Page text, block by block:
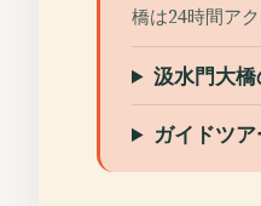
橋は24時間ア
汲水門大
ガイドツ